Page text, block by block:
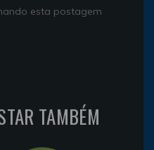
esta postagem
TAMBÉM